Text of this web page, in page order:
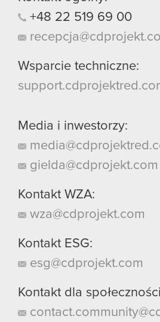
+48 22 519 69 00
Wsparcie techniczne:
Media i inwestorzy:
gielda@cdprojekt.com
Kontakt WZA:
wza@cdprojekt.com
Kontakt ESG:
esg@cdprojekt.com
Kontakt dla